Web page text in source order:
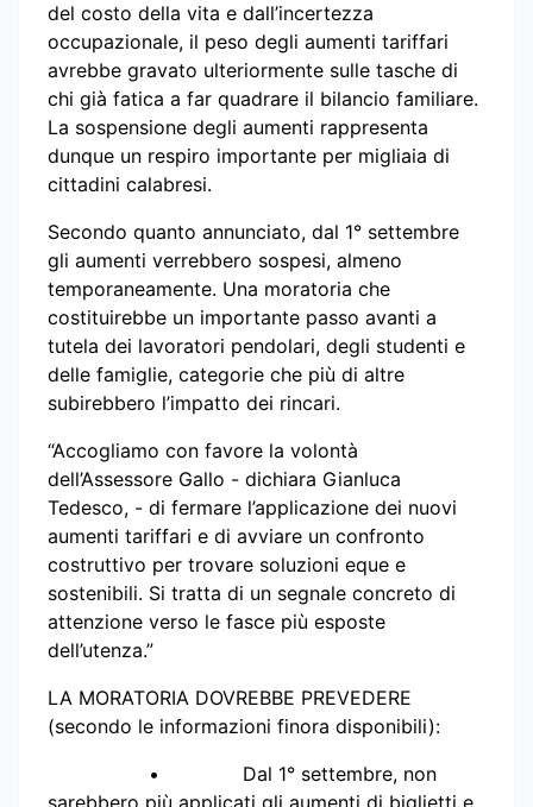
del costo della vita e dall’incertezza
occupazionale, il peso degli aumenti tariffari
avrebbe gravato ulteriormente sulle tasche di
chi già fatica a far quadrare il bilancio familiare.
La sospensione degli aumenti rappresenta
dunque un respiro importante per migliaia di
cittadini calabresi.
Secondo quanto annunciato, dal 1° settembre
gli aumenti verrebbero sospesi, almeno
temporaneamente. Una moratoria che
costituirebbe un importante passo avanti a
tutela dei lavoratori pendolari, degli studenti e
delle famiglie, categorie che più di altre
subirebbero l’impatto dei rincari.
“Accogliamo con favore la volontà
dell’Assessore Gallo - dichiara Gianluca
Tedesco, - di fermare l’applicazione dei nuovi
aumenti tariffari e di avviare un confronto
costruttivo per trovare soluzioni eque e
sostenibili. Si tratta di un segnale concreto di
attenzione verso le fasce più esposte
dell’utenza.”
LA MORATORIA DOVREBBE PREVEDERE
(secondo le informazioni finora disponibili):
• Dal 1° settembre, non
sarebbero più applicati gli aumenti di biglietti e